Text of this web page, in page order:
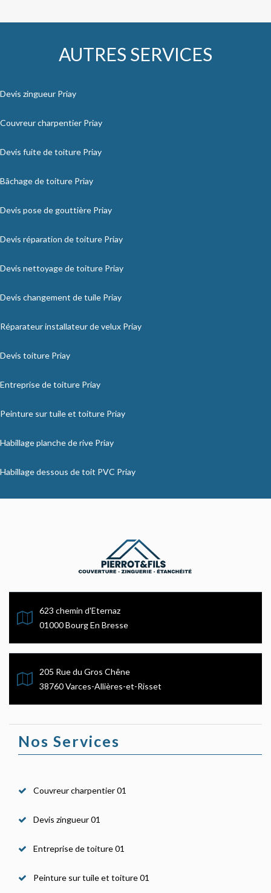
AUTRES SERVICES
Devis zingueur Priay
Couvreur charpentier Priay
Devis fuite de toiture Priay
Bâchage de toiture Priay
Devis pose de gouttière Priay
Devis réparation de toiture Priay
Devis nettoyage de toiture Priay
Devis changement de tuile Priay
Réparateur installateur de velux Priay
Devis toiture Priay
Entreprise de toiture Priay
Peinture sur tuile et toiture Priay
Habillage planche de rive Priay
Habillage dessous de toit PVC Priay
623 chemin d'Eternaz
01000 Bourg En Bresse
205 Rue du Gros Chêne
38760 Varces-Allières-et-Risset
Nos Services
Couvreur charpentier 01
Devis zingueur 01
Entreprise de toiture 01
Peinture sur tuile et toiture 01